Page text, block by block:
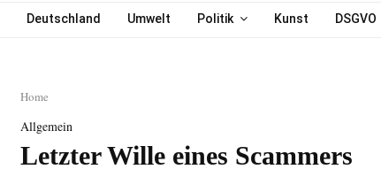
Deutschland Umwelt Politik Kunst DSGVO
Home
Allgemein
Letzter Wille eines Scammers